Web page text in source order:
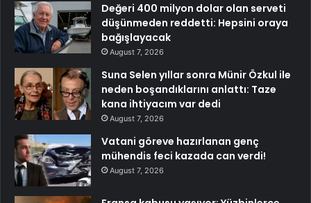
Değeri 400 milyon dolar olan serveti
düşünmeden reddetti: Hepsini oraya
bağışlayacak
August 7, 2026
Suna Selen yıllar sonra Münir Özkul ile
neden boşandıklarını anlattı: Taze
kana ihtiyacım var dedi
August 7, 2026
Vatani göreve hazırlanan genç
mühendis feci kazada can verdi!
August 7, 2026